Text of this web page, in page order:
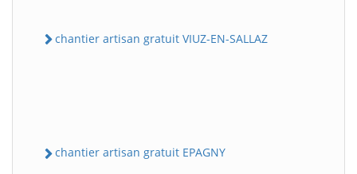
chantier artisan gratuit VIUZ-EN-SALLAZ
chantier artisan gratuit EPAGNY